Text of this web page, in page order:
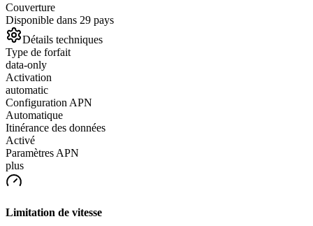
Couverture
Disponible dans 29 pays
Détails techniques
Type de forfait
data-only
Activation
automatic
Configuration APN
Automatique
Itinérance des données
Activé
Paramètres APN
plus
Limitation de vitesse